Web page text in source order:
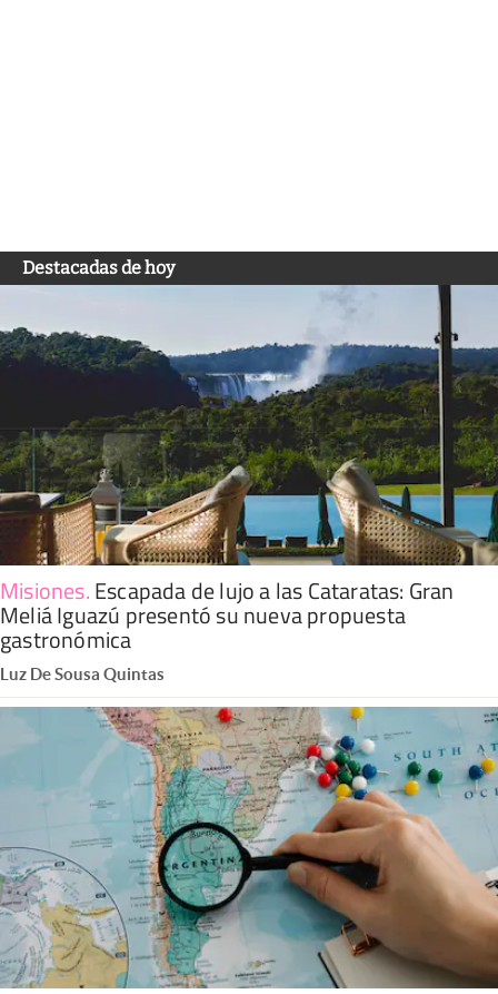
Destacadas de hoy
Misiones.Escapada de lujo a las Cataratas: Gran
Meliá Iguazú presentó su nueva propuesta
gastronómica
Luz De Sousa Quintas